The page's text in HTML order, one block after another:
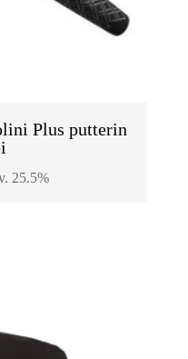
Plus putterin
25.5%